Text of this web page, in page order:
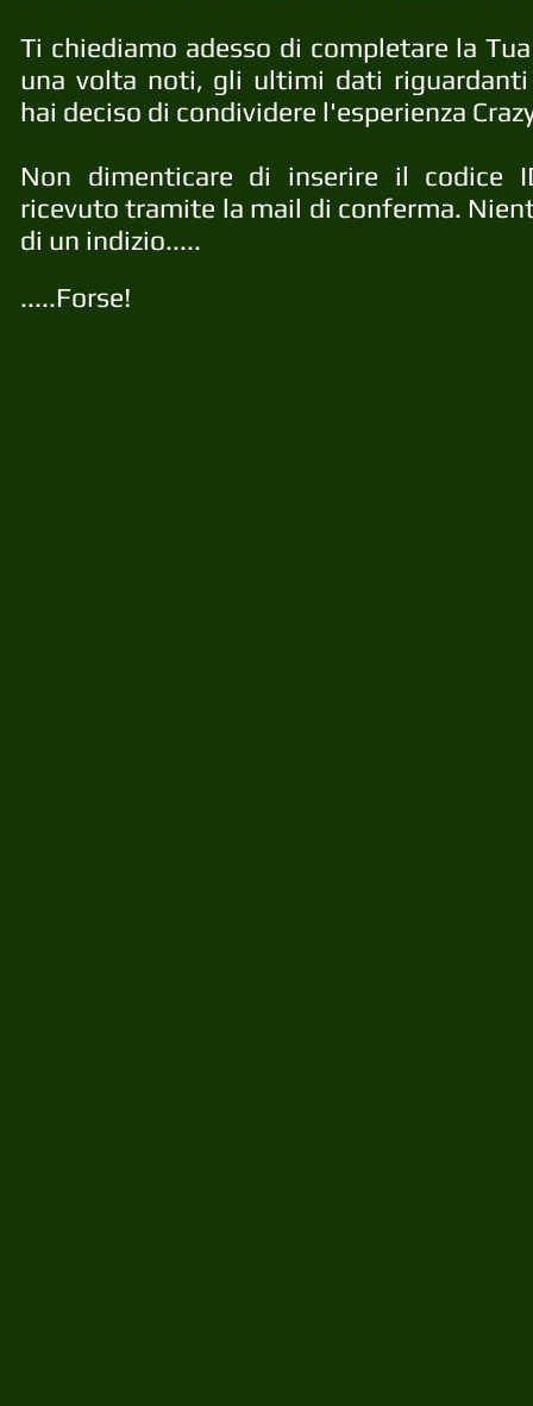
Ti chiediamo adesso di completare la
una volta noti, gli ultimi dati
hai deciso di condividere l'esperienza
Non dimenticare di inserire il codice
ricevuto tramite la mail di conferma.
di un indizio.....
.....Forse!